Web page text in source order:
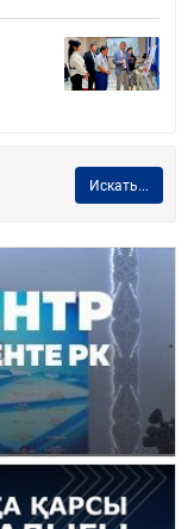
Искать...